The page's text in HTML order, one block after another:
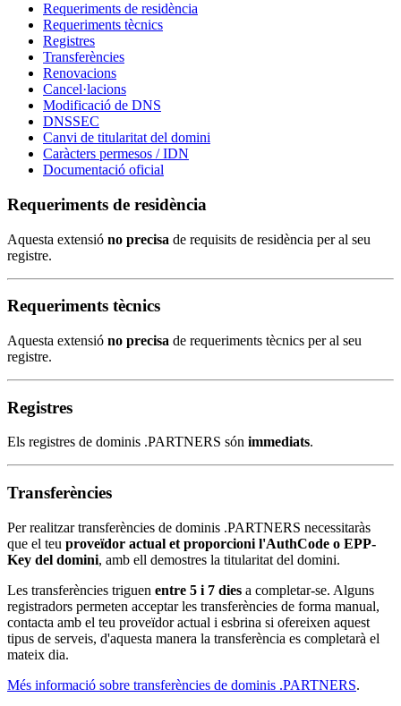
Requeriments de residència
Requeriments tècnics
Registres
Transferències
Renovacions
Cancel·lacions
Modificació de DNS
DNSSEC
Canvi de titularitat del domini
Caràcters permesos / IDN
Documentació oficial
Requeriments de residència
Aquesta extensió no precisa de requisits de residència per al seu
registre.
Requeriments tècnics
Aquesta extensió no precisa de requeriments tècnics per al seu
registre.
Registres
Els registres de dominis .PARTNERS són immediats.
Transferències
Per realitzar transferències de dominis .PARTNERS necessitaràs
que el teu proveïdor actual et proporcioni l'AuthCode o EPP-
Key del domini, amb ell demostres la titularitat del domini.
Les transferències triguen entre 5 i 7 dies a completar-se. Alguns
registradors permeten acceptar les transferències de forma manual,
contacta amb el teu proveïdor actual i esbrina si ofereixen aquest
tipus de serveis, d'aquesta manera la transferència es completarà el
mateix dia.
Més informació sobre transferències de dominis .PARTNERS.